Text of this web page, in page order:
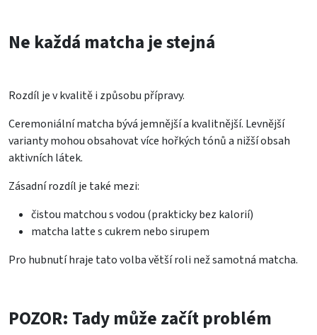
Ne každá matcha je stejná
Rozdíl je v kvalitě i způsobu přípravy.
Ceremoniální matcha bývá jemnější a kvalitnější. Levnější
varianty mohou obsahovat více hořkých tónů a nižší obsah
aktivních látek.
Zásadní rozdíl je také mezi:
čistou matchou s vodou (prakticky bez kalorií)
matcha latte s cukrem nebo sirupem
Pro hubnutí hraje tato volba větší roli než samotná matcha.
POZOR: Tady může začít problém